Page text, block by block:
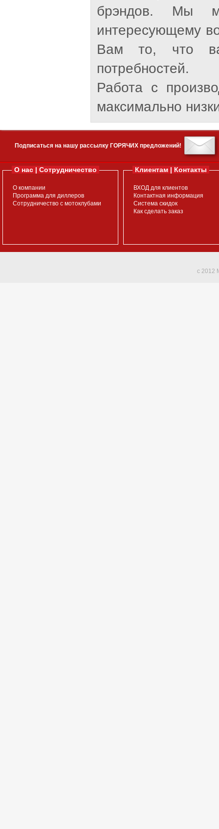
брэндов. Мы
интересующему
Вам то, что
потребностей.
Работа с
максимально
Подписаться на нашу рассылку ГОРЯЧИХ предложений!
О нас | Сотрудничество
О компании
Программа для диллеров
Сотрудничество с мотоклубами
Клиентам | Контакты
ВХОД для клиентов
Контактная информация
Система скидок
Как сделать заказ
c 2012